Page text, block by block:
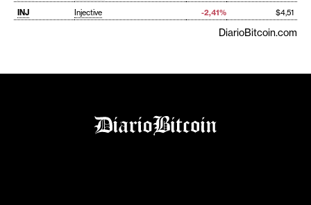
INJ
Injective -2,41% $4,51
DiarioBitcoin.com